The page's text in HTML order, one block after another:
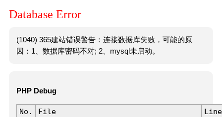
Database Error
(1040) 365建站错误警告：连接数据库失败，可能的原
因：1、数据库密码不对; 2、mysql未启动。
PHP Debug
No. File
Line